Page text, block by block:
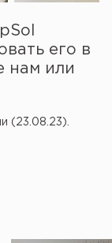
его в
нам или
(23.08.23).